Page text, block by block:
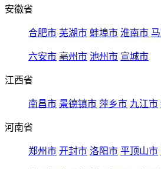
安徽省
合肥市 芜湖市 蚌埠市 淮南市
六安市 亳州市 池州市 宣城市
江西省
南昌市 景德镇市 萍乡市 九江市
河南省
郑州市 开封市 洛阳市 平顶山市